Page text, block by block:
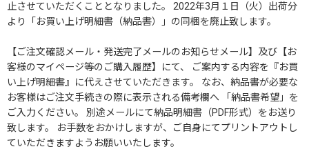
止させていただくこととなりました。 2022年3月１日（火）出荷分
より「お買い上げ明細書（納品書）」の同梱を廃止致します。
【ご注文確認メール・発送完了メールのお知らせメール】及び【お
客様のマイページ等のご購入履歴】にて、 ご案内する内容を『お買
い上げ明細書』に代えさせていただきます。 なお、納品書が必要な
お客様はご注文手続きの際に表示される備考欄へ 「納品書希望」を
ご入力ください。 別途メールにて納品明細書（PDF形式）をお送り
致します。 お手数をおかけしますが、ご自身にてプリントアウトし
ていただきますようお願いいたします。